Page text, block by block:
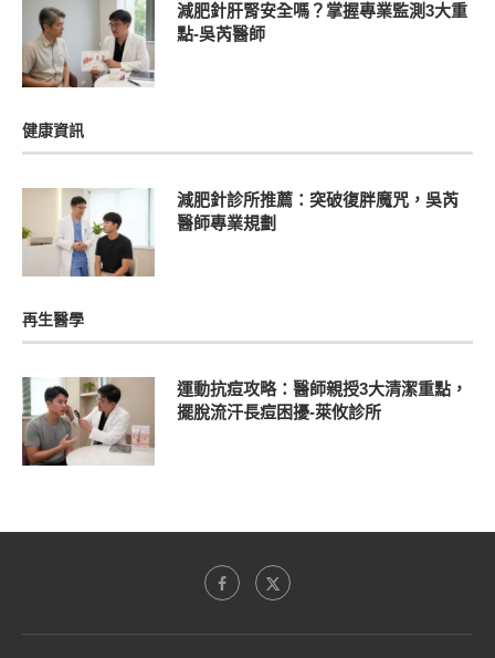
減肥針肝腎安全嗎？掌握專業監測3大重
點-吳芮醫師
健康資訊
減肥針診所推薦：突破復胖魔咒，吳芮
醫師專業規劃
再生醫學
運動抗痘攻略：醫師親授3大清潔重點，
擺脫流汗長痘困擾-萊攸診所